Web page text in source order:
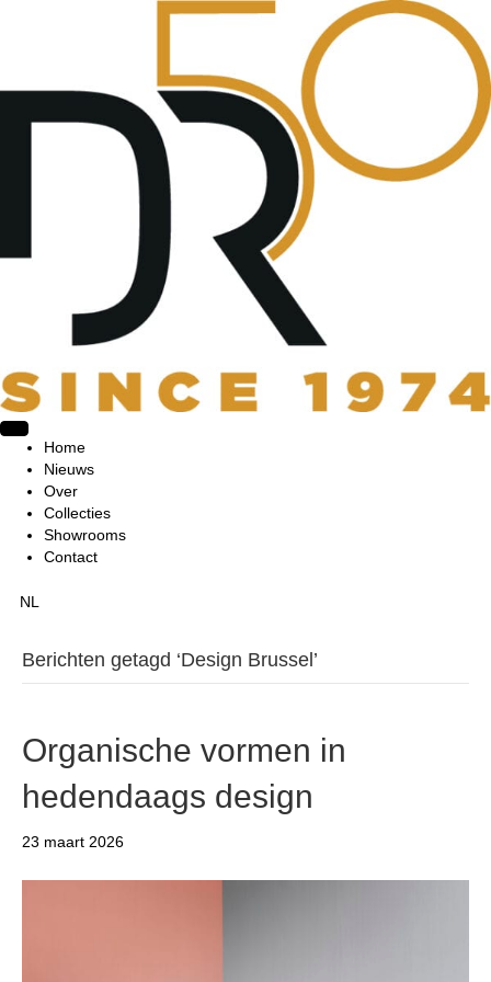
Home
Nieuws
Over
Collecties
Showrooms
Contact
NL
Berichten getagd ‘Design Brussel’
Organische vormen in
hedendaags design
23 maart 2026